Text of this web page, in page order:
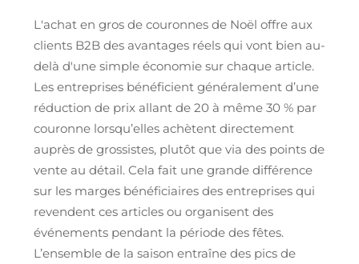
L'achat en gros de couronnes de Noël offre aux
clients B2B des avantages réels qui vont bien au-
delà d'une simple économie sur chaque article.
Les entreprises bénéficient généralement d’une
réduction de prix allant de 20 à même 30 % par
couronne lorsqu’elles achètent directement
auprès de grossistes, plutôt que via des points de
vente au détail. Cela fait une grande différence
sur les marges bénéficiaires des entreprises qui
revendent ces articles ou organisent des
événements pendant la période des fêtes.
L’ensemble de la saison entraîne des pics de